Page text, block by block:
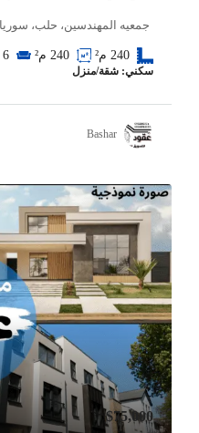
جمعيه المهندسين، حلب، سوريا
240 م² 240 م² 6
سكني: شقة/منزل
Bashar
$75,000